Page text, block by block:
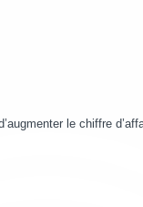
le chiffre